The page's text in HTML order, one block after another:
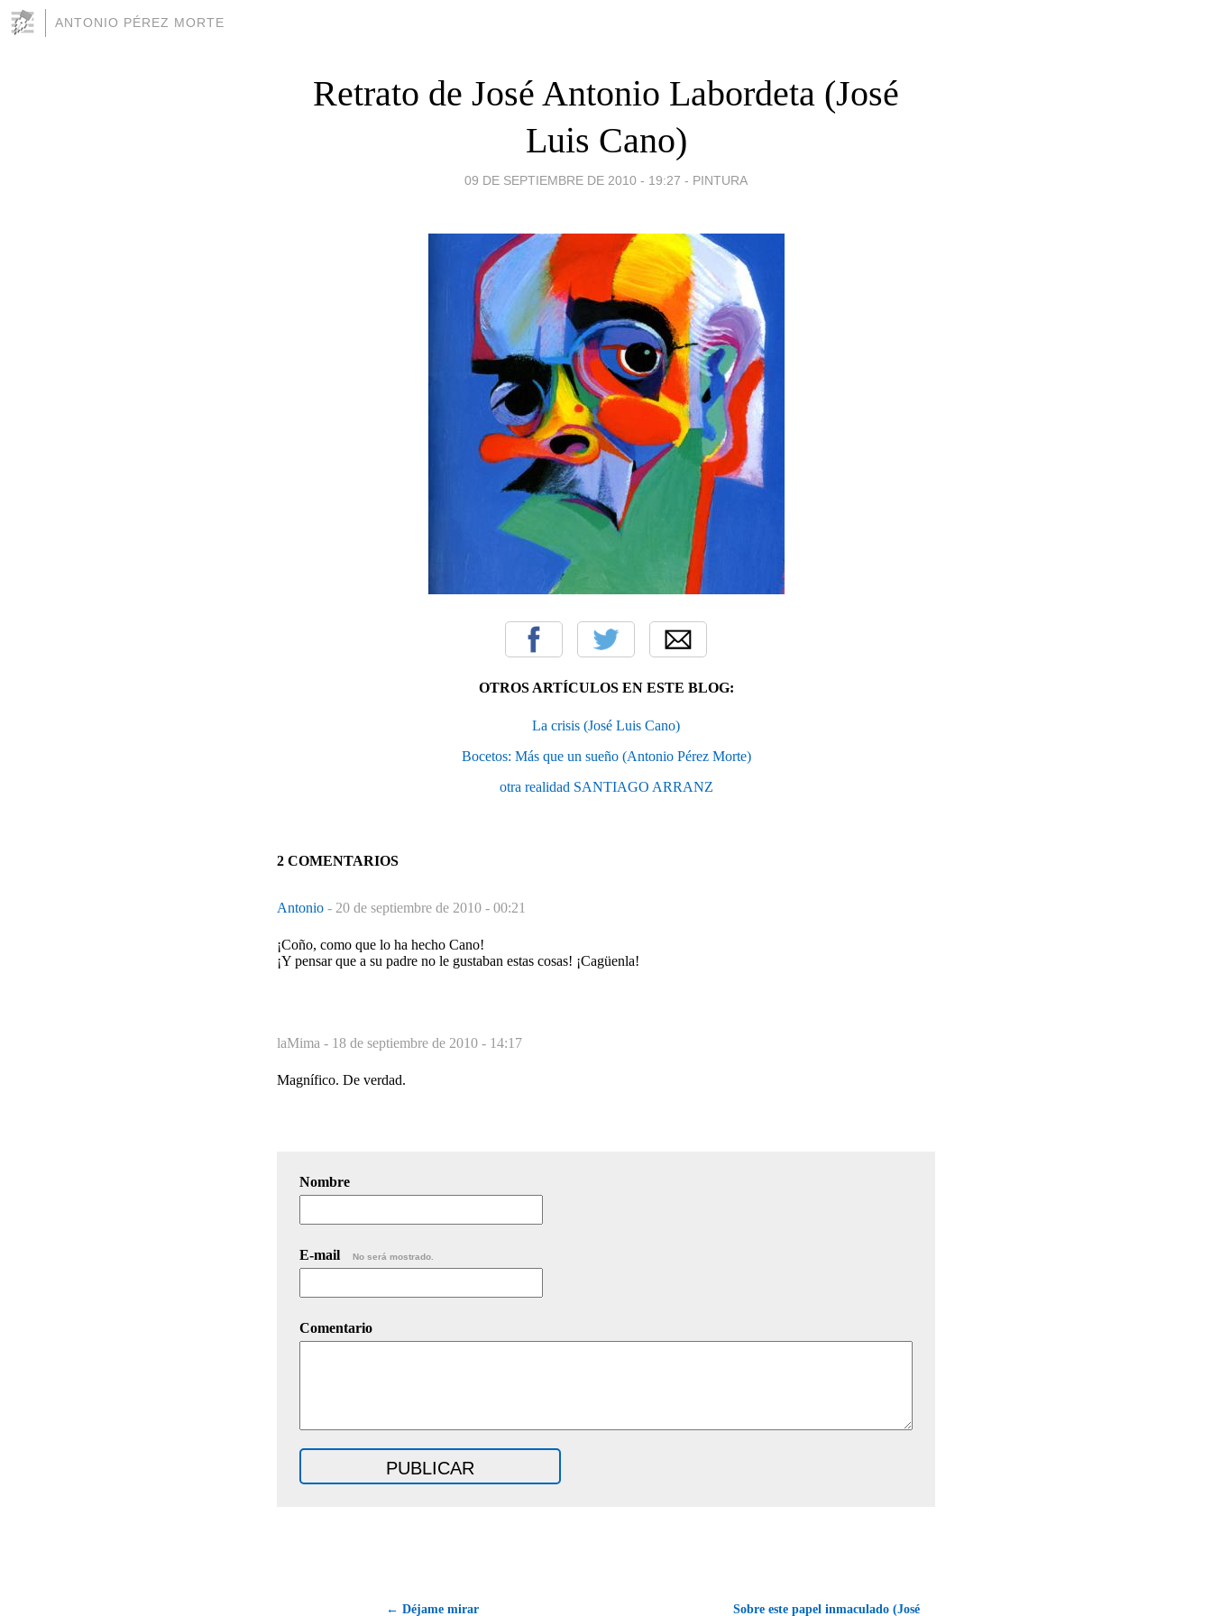
ANTONIO PÉREZ MORTE
Retrato de José Antonio Labordeta (José
Luis Cano)
09 DE SEPTIEMBRE DE 2010 - 19:27 - PINTURA
OTROS ARTÍCULOS EN ESTE BLOG:
La crisis (José Luis Cano)
Bocetos: Más que un sueño (Antonio Pérez Morte)
otra realidad SANTIAGO ARRANZ
2 COMENTARIOS
Antonio - 20 de septiembre de 2010 - 00:21
¡Coño, como que lo ha hecho Cano!
¡Y pensar que a su padre no le gustaban estas cosas! ¡Cagüenla!
laMima - 18 de septiembre de 2010 - 14:17
Magnífico. De verdad.
Nombre
E-mail No será mostrado.
Comentario
← Déjame mirar Sobre este papel inmaculado (José